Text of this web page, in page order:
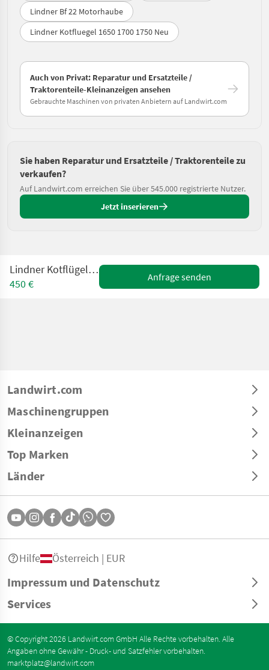
Lindner Bf 22 Motorhaube
Lindner Kotfluegel 1650 1700 1750 Neu
Auch von Privat: Reparatur und Ersatzteile /
Traktorenteile-Kleinanzeigen ansehen
Gebrauchte Maschinen von privaten Anbietern auf Landwirt.com
Sie haben Reparatur und Ersatzteile / Traktorenteile zu
verkaufen?
Auf Landwirt.com erreichen Sie über 545.000 registrierte Nutzer.
Jetzt inserieren
Lindner Kotflügel BF 14 - 16 - 20
450 €
Anfrage senden
Landwirt.com
Maschinengruppen
Kleinanzeigen
Top Marken
Länder
Impressum und Datenschutz
Services
Hilfe Österreich | EUR
© Copyright 2026 Landwirt.com GmbH Alle Rechte vorbehalten. Alle
Angaben ohne Gewähr - Druck- und Satzfehler vorbehalten.
marktplatz@landwirt.com